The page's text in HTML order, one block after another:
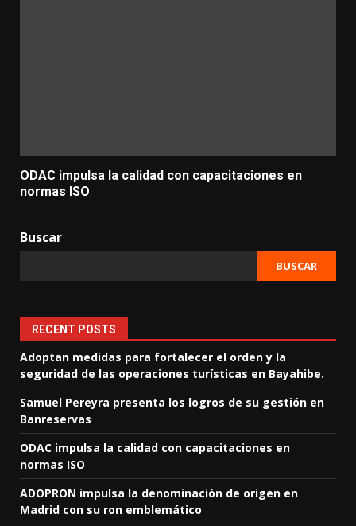
ODAC impulsa la calidad con capacitaciones en
normas ISO
Buscar
BUSCAR
RECENT POSTS
Adoptan medidas para fortalecer el orden y la
seguridad de las operaciones turísticas en Bayahibe.
Samuel Pereyra presenta los logros de su gestión en
Banreservas
ODAC impulsa la calidad con capacitaciones en
normas ISO
ADOPRON impulsa la denominación de origen en
Madrid con su ron emblemático